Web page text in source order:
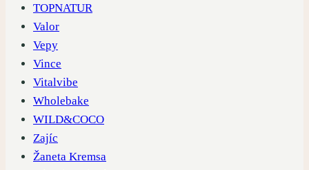
TOPNATUR
Valor
Vepy
Vince
Vitalvibe
Wholebake
WILD&COCO
Zajíc
Žaneta Kremsa